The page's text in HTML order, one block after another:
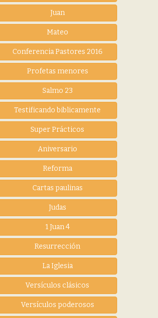
Juan
Mateo
Conferencia Pastores 2016
Profetas menores
Salmo 23
Testificando biblicamente
Super Prácticos
Aniversario
Reforma
Cartas paulinas
Judas
1 Juan 4
Resurrección
La Iglesia
Versículos clásicos
Versículos poderosos